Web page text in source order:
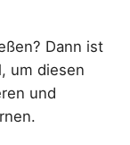
Dann ist
um diesen
und